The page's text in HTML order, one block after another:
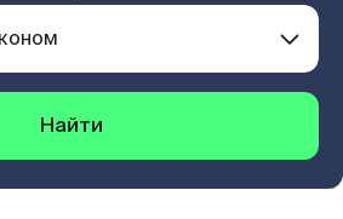
Найти